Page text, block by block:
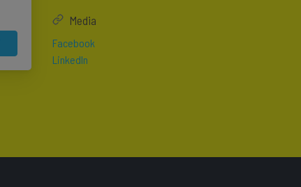
Media
Facebook
LinkedIn